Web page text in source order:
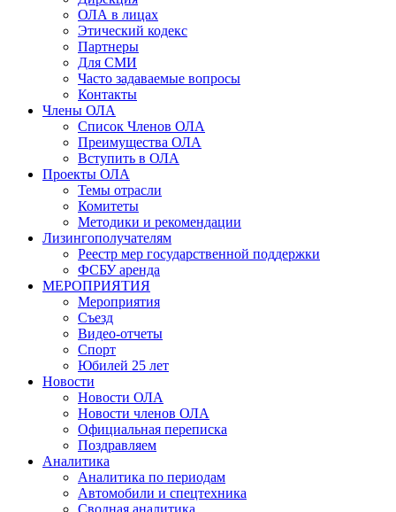
ОЛА в лицах
Этический кодекс
Партнеры
Для СМИ
Часто задаваемые вопросы
Контакты
Члены ОЛА
Список Членов ОЛА
Преимущества ОЛА
Вступить в ОЛА
Проекты ОЛА
Темы отрасли
Комитеты
Методики и рекомендации
Лизингополучателям
Реестр мер государственной поддержки
ФСБУ аренда
МЕРОПРИЯТИЯ
Мероприятия
Съезд
Видео-отчеты
Спорт
Юбилей 25 лет
Новости
Новости ОЛА
Новости членов ОЛА
Официальная переписка
Поздравляем
Аналитика
Аналитика по периодам
Автомобили и спецтехника
Сводная аналитика